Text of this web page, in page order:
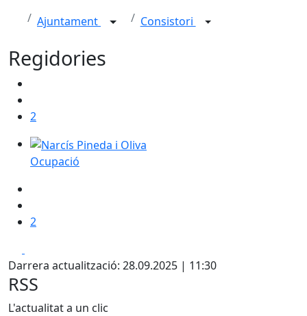
Ajuntament Consistori
Regidories
2
Ocupació
2
Darrera actualització: 28.09.2025 | 11:30
RSS
L'actualitat a un clic